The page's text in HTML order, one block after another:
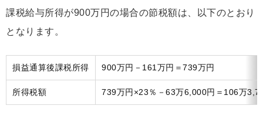
課税給与所得が900万円の場合の節税額は、以下のとおり
となります。
損益通算後課税所得 900万円－161万円＝739万円
所得税額 739万円×23％－63万6,000円＝106万